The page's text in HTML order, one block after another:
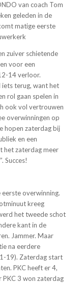
van coach Tom
geleden in de
matige eerste
zuiver schietende
voor een
14 verloor.
iets terug, want het
rol gaan spelen in
ook vol vertrouwen
overwinningen op
hopen zaterdag bij
en een
het zaterdag meer
Succes!
overwinning.
kreeg
het tweede schot
kant in de
Jammer. Maar
na eerdere
19). Zaterdag start
PKC heeft er 4,
PKC 3 won zaterdag